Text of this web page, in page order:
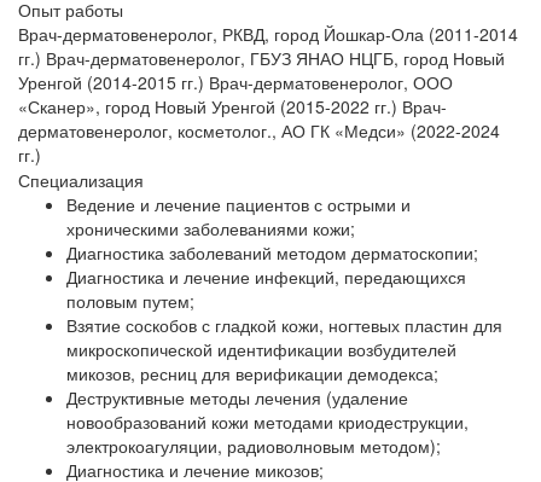
Опыт работы
Врач-дерматовенеролог, РКВД, город Йошкар-Ола (2011-2014
гг.) Врач-дерматовенеролог, ГБУЗ ЯНАО НЦГБ, город Новый
Уренгой (2014-2015 гг.) Врач-дерматовенеролог, ООО
«Сканер», город Новый Уренгой (2015-2022 гг.) Врач-
дерматовенеролог, косметолог., АО ГК «Медси» (2022-2024
гг.)
Специализация
Ведение и лечение пациентов с острыми и
хроническими заболеваниями кожи;
Диагностика заболеваний методом дерматоскопии;
Диагностика и лечение инфекций, передающихся
половым путем;
Взятие соскобов с гладкой кожи, ногтевых пластин для
микроскопической идентификации возбудителей
микозов, ресниц для верификации демодекса;
Деструктивные методы лечения (удаление
новообразований кожи методами криодеструкции,
электрокоагуляции, радиоволновым методом);
Диагностика и лечение микозов;